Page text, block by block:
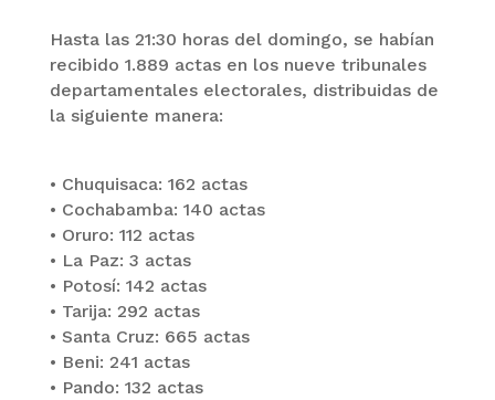
Hasta las 21:30 horas del domingo, se habían
recibido 1.889 actas en los nueve tribunales
departamentales electorales, distribuidas de
la siguiente manera:
• Chuquisaca: 162 actas
• Cochabamba: 140 actas
• Oruro: 112 actas
• La Paz: 3 actas
• Potosí: 142 actas
• Tarija: 292 actas
• Santa Cruz: 665 actas
• Beni: 241 actas
• Pando: 132 actas